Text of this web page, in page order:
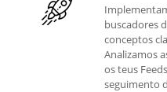
buscadores
conceptos
Analizamos
os teus
seguimento